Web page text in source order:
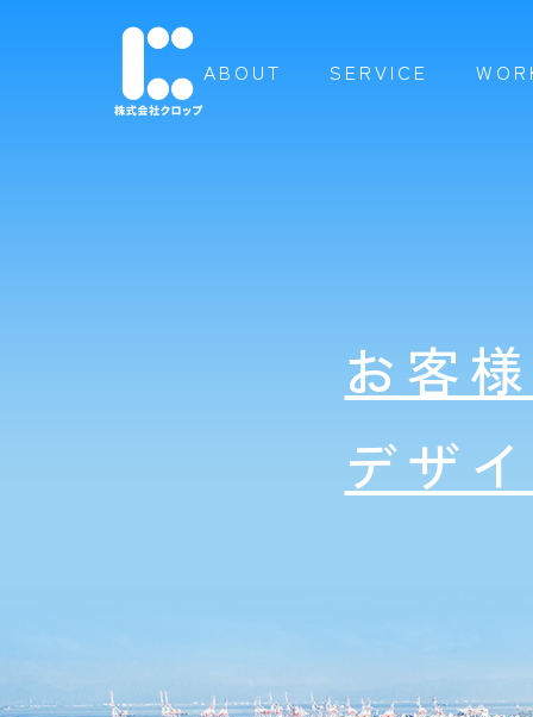
ABOUT SERVICE
お客
デザ